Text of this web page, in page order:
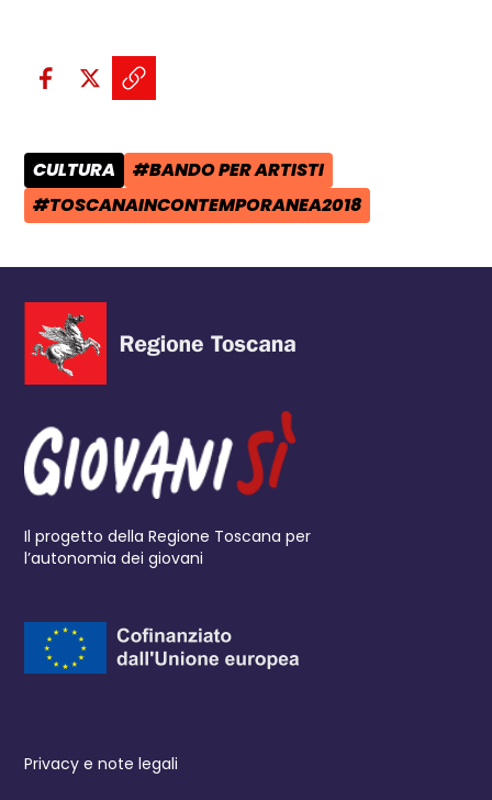
Condividi sui social:
Condividi su Facebook - apre
Condividi su X - apre una
Copia il link e condividi -
CATEGORIA POST:
CULTURA TAG:
#BANDO PER ARTISTI
TAG:
#TOSCANAINCONTEMPORANEA2018
Il progetto della Regione Toscana per
l’autonomia dei giovani
Privacy e note legali